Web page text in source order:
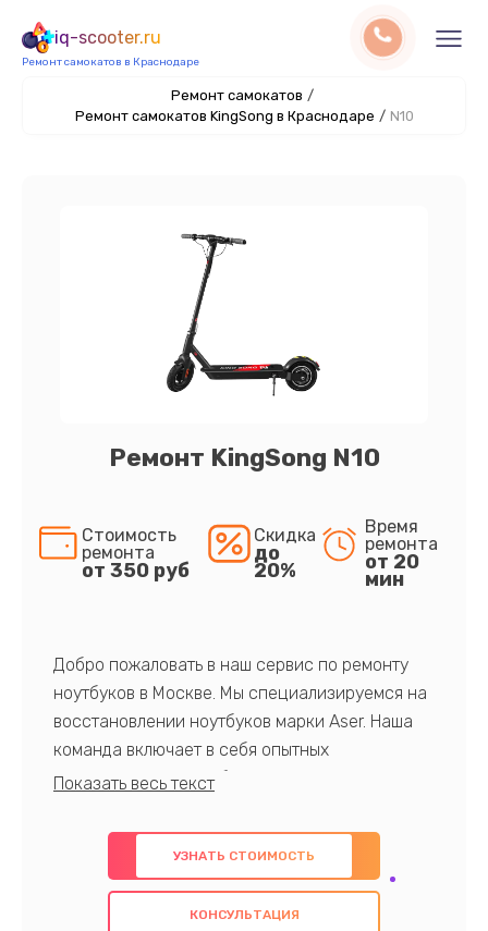
iq-scooter.ru
Ремонт самокатов в Краснодаре
Ремонт самокатов /
Ремонт самокатов KingSong в Краснодаре / N10
Ремонт KingSong N10
Стоимость
ремонта
от 350 руб
Скидка
до
20%
Время
ремонта
от 20
мин
Добро пожаловать в наш сервис по ремонту
ноутбуков в Москве. Мы специализируемся на
восстановлении ноутбуков марки Aser. Наша
команда включает в себя опытных
профессионалов с обширными знаниями и
предлагаем быстрый и качественный ремонт с
использованием оригинальных компонентов, а
также гарантируем качество всех
проведенных работ. Наша цель - предоставить
УЗНАТЬ СТОИМОСТЬ
КОНСУЛЬТАЦИЯ